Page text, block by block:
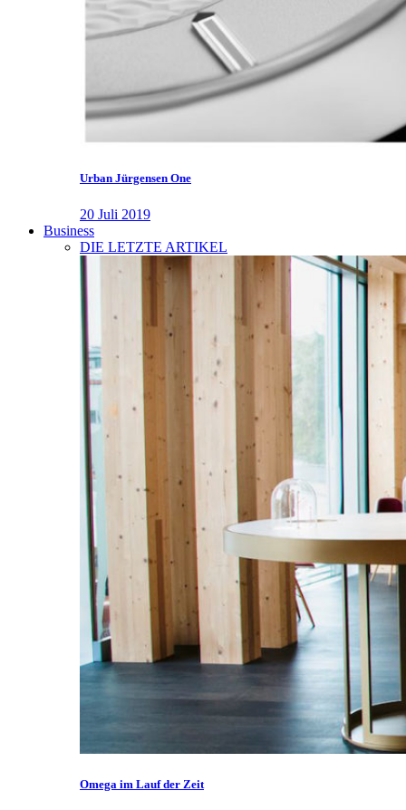
Urban Jürgensen One
20 Juli 2019
Business
DIE LETZTE ARTIKEL
Omega im Lauf der Zeit